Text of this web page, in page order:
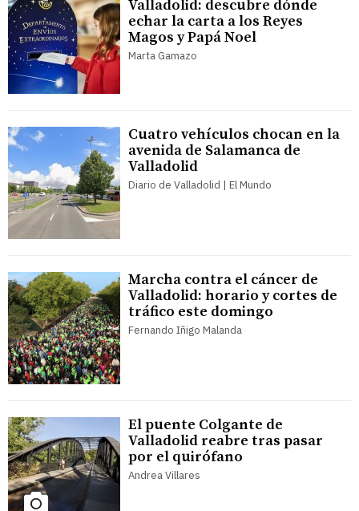
Valladolid: descubre dónde
echar la carta a los Reyes
Magos y Papá Noel
Marta Gamazo
Cuatro vehículos chocan en la
avenida de Salamanca de
Valladolid
Diario de Valladolid | El Mundo
Marcha contra el cáncer de
Valladolid: horario y cortes de
tráfico este domingo
Fernando Iñigo Malanda
El puente Colgante de
Valladolid reabre tras pasar
por el quirófano
Andrea Villares